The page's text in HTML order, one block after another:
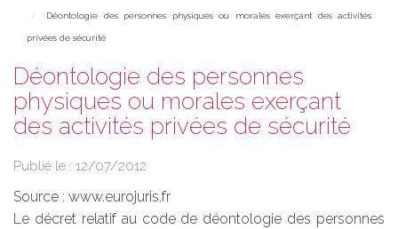
Déontologie des personnes physiques ou morales exerçant des activités
privées de sécurité
Déontologie des personnes
physiques ou morales exerçant
des activités privées de sécurité
Publié le : 12/07/2012
Source : www.eurojuris.fr
Le décret relatif au code de déontologie des personnes